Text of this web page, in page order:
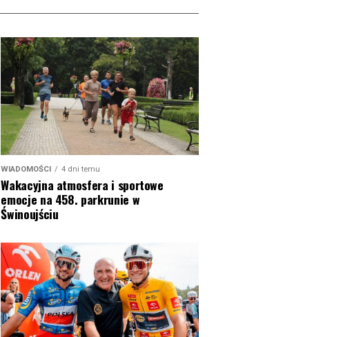
WIADOMOŚCI 4 dni temu
Wakacyjna atmosfera i sportowe
emocje na 458. parkrunie w
Świnoujściu